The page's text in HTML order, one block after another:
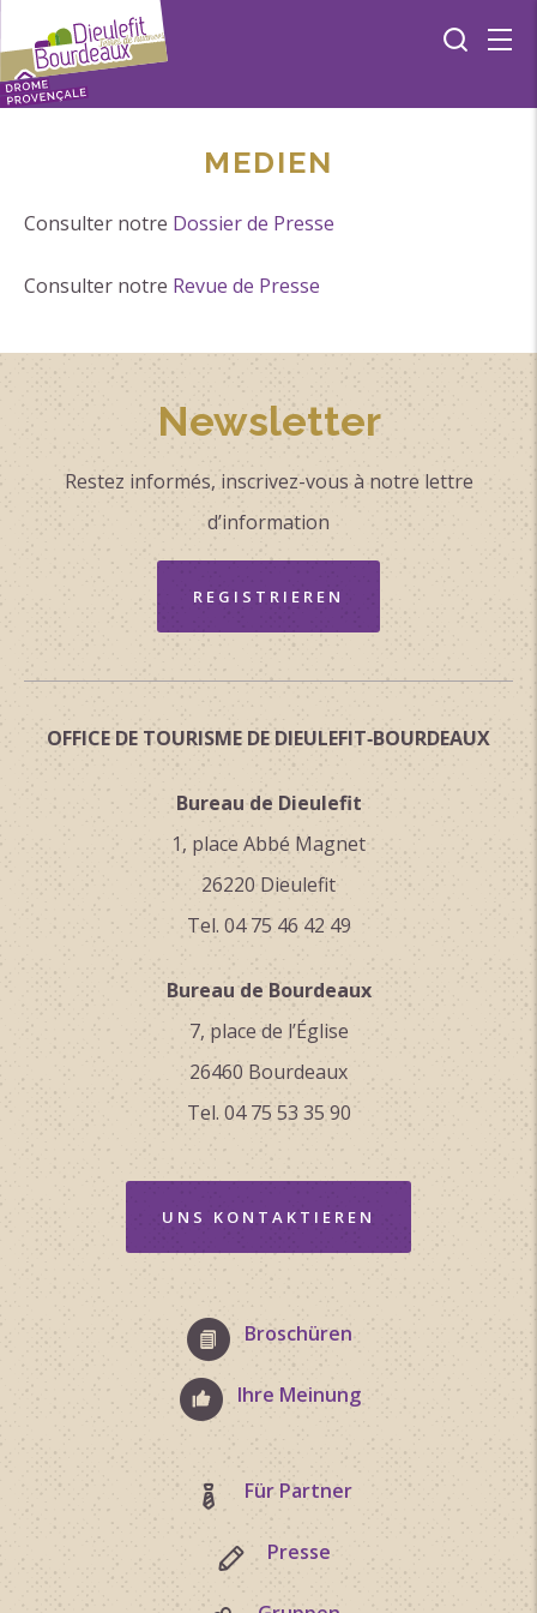
MEDIEN
Consulter notre Dossier de Presse
Consulter notre Revue de Presse
Newsletter
Restez informés, inscrivez-vous à notre lettre
d’information
REGISTRIEREN
OFFICE DE TOURISME DE DIEULEFIT‑BOURDEAUX
Bureau de Dieulefit
1, place Abbé Magnet
26220 Dieulefit
Tel. 04 75 46 42 49
Bureau de Bourdeaux
7, place de l’Église
26460 Bourdeaux
Tel. 04 75 53 35 90
UNS KONTAKTIEREN
Broschüren
Ihre Meinung
Für Partner
Presse